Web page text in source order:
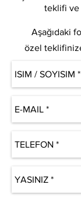
teklifi ve
Aşağıdaki
özel